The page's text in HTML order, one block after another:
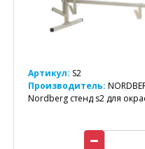
Артикул: S2
Производитель:
Nordberg стенд s2 для